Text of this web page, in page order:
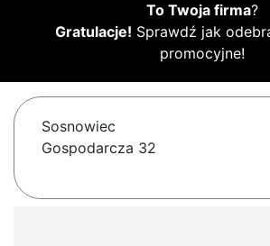
To Twoja firma?
Gratulacje! Sprawdź jak
promocyjne!
Sosnowiec
Gospodarcza 32